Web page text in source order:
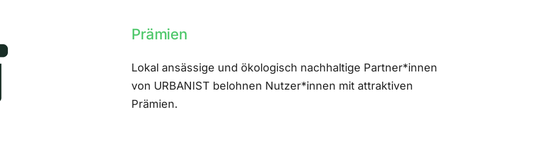
Prämien
Lokal ansässige und ökologisch nachhaltige Partner*innen
von URBANIST belohnen Nutzer*innen mit attraktiven
Prämien.